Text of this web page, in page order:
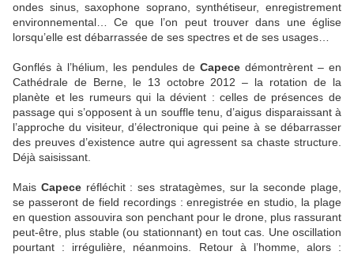
ondes sinus, saxophone soprano, synthétiseur, enregistrement
environnemental… Ce que l’on peut trouver dans une église
lorsqu’elle est débarrassée de ses spectres et de ses usages…
Gonflés à l’hélium, les pendules de Capece démontrèrent – en
Cathédrale de Berne, le 13 octobre 2012 – la rotation de la
planète et les rumeurs qui la dévient : celles de présences de
passage qui s’opposent à un souffle tenu, d’aigus disparaissant à
l’approche du visiteur, d’électronique qui peine à se débarrasser
des preuves d’existence autre qui agressent sa chaste structure.
Déjà saisissant.
Mais Capeceréfléchit : ses stratagèmes, sur la seconde plage,
se passeront de field recordings : enregistrée en studio, la plage
en question assouvira son penchant pour le drone, plus rassurant
peut-être, plus stable (ou stationnant) en tout cas. Une oscillation
pourtant : irrégulière, néanmoins. Retour à l’homme, alors :